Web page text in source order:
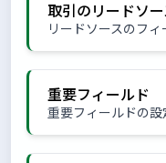
取引のリードソ
リードソースのフ
重要フィールド
重要フィールドの